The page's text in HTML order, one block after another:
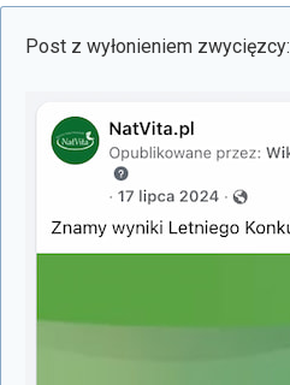
Post z wyłonieniem zwycięzcy: